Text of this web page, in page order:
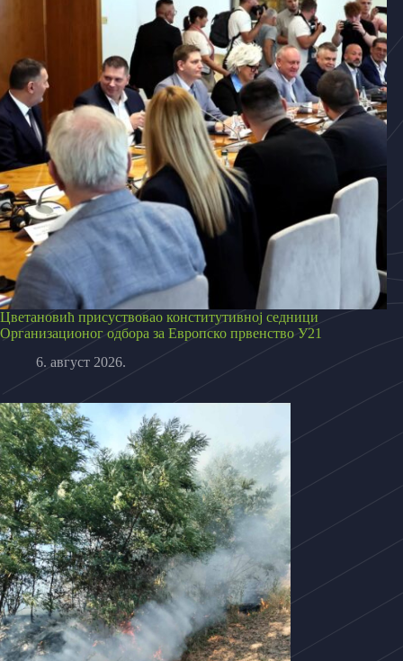
Цветановић присуствовао конститутивној седници
Организационог одбора за Европско првенство У21
6. август 2026.